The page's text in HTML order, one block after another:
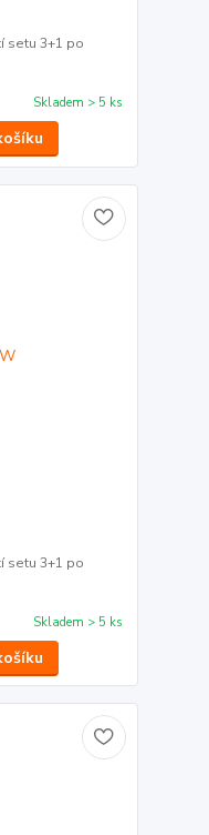
setu 3+1 po
Skladem > 5 ks
setu 3+1 po
Skladem > 5 ks